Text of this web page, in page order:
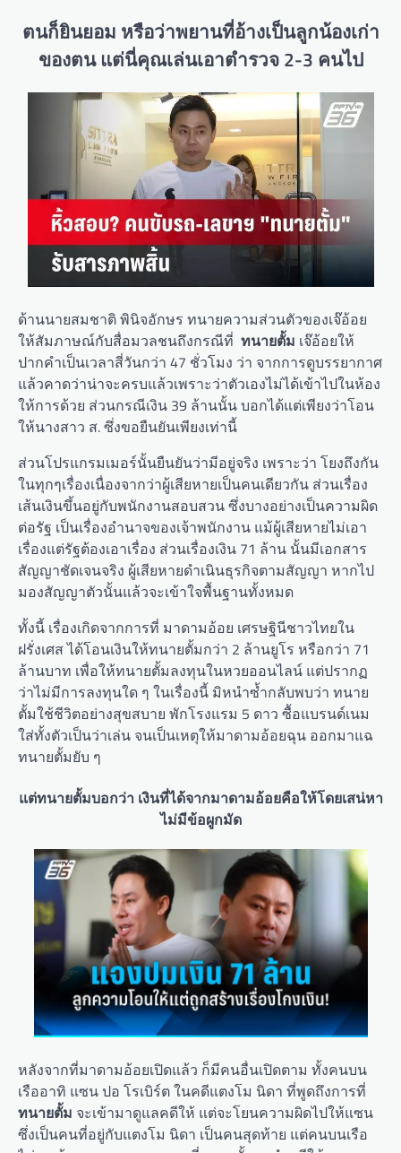
ตนก็ยินยอม หรือว่าพยานที่อ้างเป็นลูกน้องเก่า
ของตน แต่นี่คุณเล่นเอาตำรวจ 2-3 คนไป
ด้านนายสมชาติ พินิจอักษร ทนายความส่วนตัวของเจ๊อ้อย
ให้สัมภาษณ์กับสื่อมวลชนถึงกรณีที่ ทนายตั้ม เจ๊อ้อยให้
ปากคำเป็นเวลาสี่วันกว่า 47 ชั่วโมง ว่า จากการดูบรรยากาศ
แล้วคาดว่าน่าจะครบแล้วเพราะว่าตัวเองไม่ได้เข้าไปในห้อง
ให้การด้วย ส่วนกรณีเงิน 39 ล้านนั้น บอกได้แต่เพียงว่าโอน
ให้นางสาว ส. ซึ่งขอยืนยันเพียงเท่านี้
ส่วนโปรแกรมเมอร์นั้นยืนยันว่ามีอยู่จริง เพราะว่า โยงถึงกัน
ในทุกๆเรื่องเนื่องจากว่าผู้เสียหายเป็นคนเดียวกัน ส่วนเรื่อง
เส้นเงินขึ้นอยู่กับพนักงานสอบสวน ซึ่งบางอย่างเป็นความผิด
ต่อรัฐ เป็นเรื่องอำนาจของเจ้าพนักงาน แม้ผู้เสียหายไม่เอา
เรื่องแต่รัฐต้องเอาเรื่อง ส่วนเรื่องเงิน 71 ล้าน นั้นมีเอกสาร
สัญญาชัดเจนจริง ผู้เสียหายดำเนินธุรกิจตามสัญญา หากไป
มองสัญญาตัวนั้นแล้วจะเข้าใจพื้นฐานทั้งหมด
ทั้งนี้ เรื่องเกิดจากการที่ มาดามอ้อย เศรษฐินีชาวไทยใน
ฝรั่งเศส ได้โอนเงินให้ทนายตั้มกว่า 2 ล้านยูโร หรือกว่า 71
ล้านบาท เพื่อให้ทนายตั้มลงทุนในหวยออนไลน์ แต่ปรากฏ
ว่าไม่มีการลงทุนใด ๆ ในเรื่องนี้ มิหนำซ้ำกลับพบว่า ทนาย
ตั้มใช้ชีวิตอย่างสุขสบาย พักโรงแรม 5 ดาว ซื้อแบรนด์เนม
ใส่ทั้งตัวเป็นว่าเล่น จนเป็นเหตุให้มาดามอ้อยฉุน ออกมาแฉ
ทนายตั้มยับ ๆ
แต่ทนายตั้มบอกว่า เงินที่ได้จากมาดามอ้อยคือให้โดยเสน่หา
ไม่มีข้อผูกมัด
หลังจากที่มาดามอ้อยเปิดแล้ว ก็มีคนอื่นเปิดตาม ทั้งคนบน
เรืออาทิ แซน ปอ โรเบิร์ต ในคดีแตงโม นิดา ที่พูดถึงการที่
ทนายตั้ม จะเข้ามาดูแลคดีให้ แต่จะโยนความผิดไปให้แซน
ซึ่งเป็นคนที่อยู่กับแตงโม นิดา เป็นคนสุดท้าย แต่คนบนเรือ